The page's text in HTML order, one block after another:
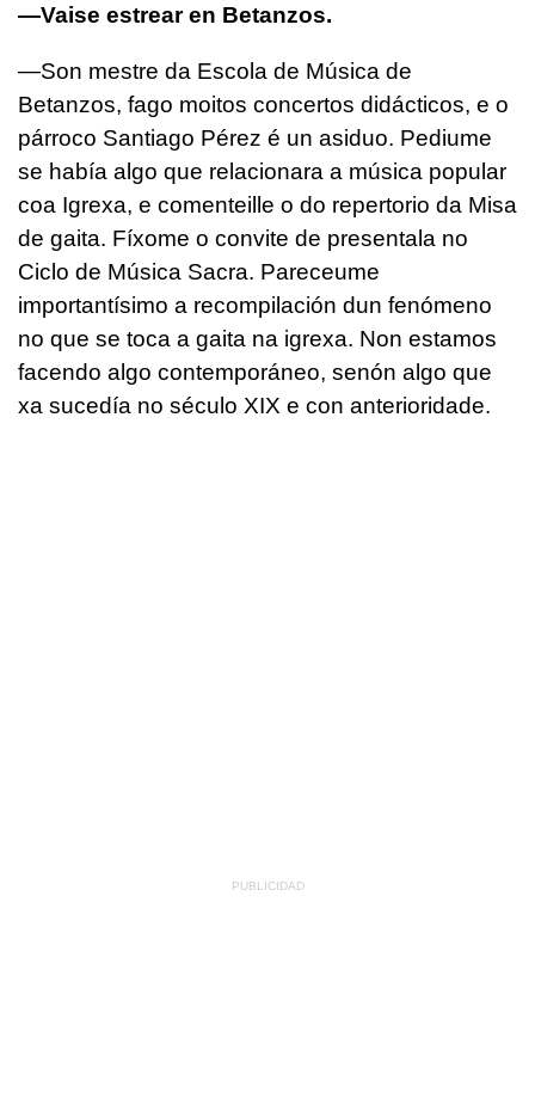
—Vaise estrear en Betanzos.
—Son mestre da Escola de Música de
Betanzos, fago moitos concertos didácticos, e o
párroco Santiago Pérez é un asiduo. Pediume
se había algo que relacionara a música popular
coa Igrexa, e comenteille o do repertorio da Misa
de gaita. Fíxome o convite de presentala no
Ciclo de Música Sacra. Pareceume
importantísimo a recompilación dun fenómeno
no que se toca a gaita na igrexa. Non estamos
facendo algo contemporáneo, senón algo que
xa sucedía no século XIX e con anterioridade.